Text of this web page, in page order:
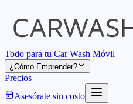
Todo para tu Car Wash Móvil
¿Cómo Emprender?
Precios
Asesórate sin costo